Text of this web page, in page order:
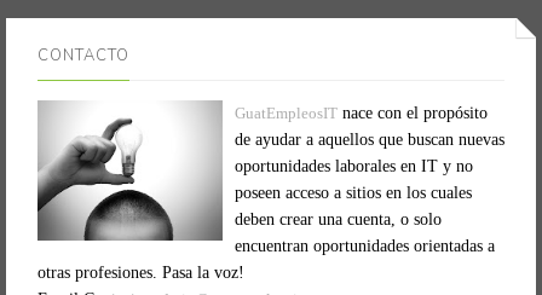
CONTACTO
GuatEmpleosIT nace con el propósito
de ayudar a aquellos que buscan nuevas
oportunidades laborales en IT y no
poseen acceso a sitios en los cuales
deben crear una cuenta, o solo
encuentran oportunidades orientadas a
otras profesiones. Pasa la voz!